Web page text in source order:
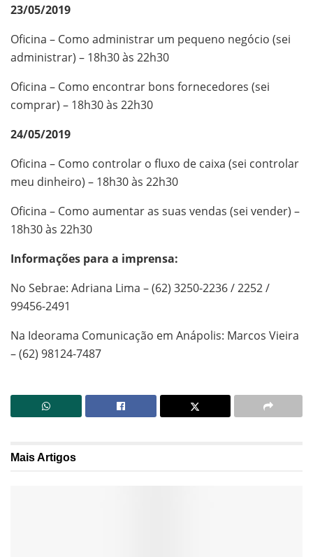
23/05/2019
Oficina – Como administrar um pequeno negócio (sei
administrar) – 18h30 às 22h30
Oficina – Como encontrar bons fornecedores (sei
comprar) – 18h30 às 22h30
24/05/2019
Oficina – Como controlar o fluxo de caixa (sei controlar
meu dinheiro) – 18h30 às 22h30
Oficina – Como aumentar as suas vendas (sei vender) –
18h30 às 22h30
Informações para a imprensa:
No Sebrae: Adriana Lima – (62) 3250-2236 / 2252 /
99456-2491
Na Ideorama Comunicação em Anápolis: Marcos Vieira
– (62) 98124-7487
MaisArtigos